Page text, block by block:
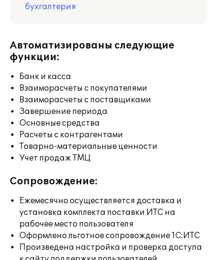
бухгалтерия
Автоматизированы следующие
функции:
Банк и касса
Взаиморасчеты с покупателями
Взаиморасчеты с поставщиками
Завершение периода
Основные средства
Расчеты с контрагентами
Товарно-материальные ценности
Учет продаж ТМЦ
Сопровождение:
Ежемесячно осуществляется доставка и
установка комплекта поставки ИТС на
рабочее место пользователя
Оформлено льготное сопровождение 1С:ИТС
Произведена настройка и проверка доступа